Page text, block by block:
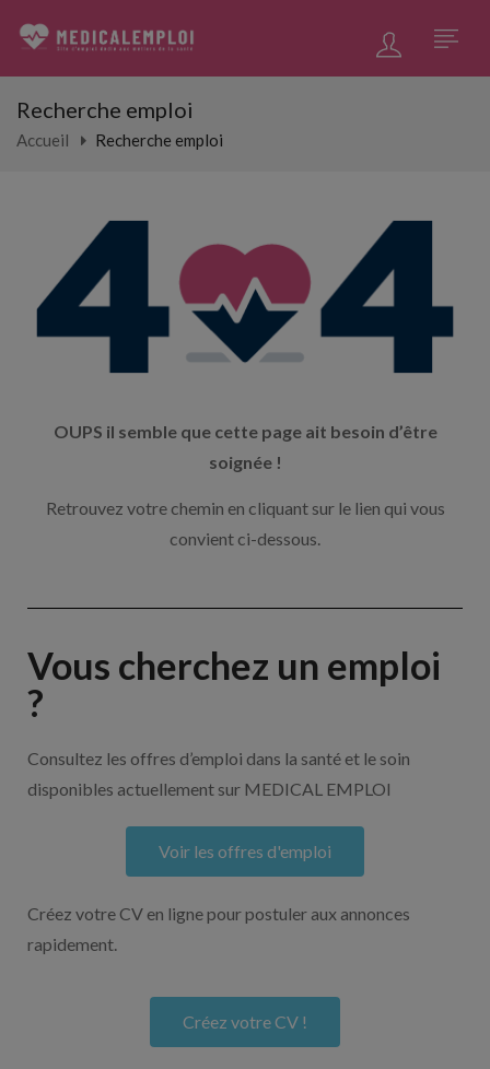
Recherche emploi
Accueil Recherche emploi
OUPS il semble que cette page ait besoin d’être
soignée !
Retrouvez votre chemin en cliquant sur le lien qui vous
convient ci-dessous.
Vous cherchez un emploi
?
Consultez les offres d’emploi dans la santé et le soin
disponibles actuellement sur MEDICAL EMPLOI
Voir les offres d'emploi
Créez votre CV en ligne pour postuler aux annonces
rapidement.
Créez votre CV !